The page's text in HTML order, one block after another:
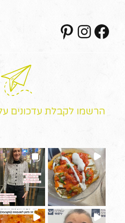
Facebook
Instagram
הרשמו לקבלת עדכונים